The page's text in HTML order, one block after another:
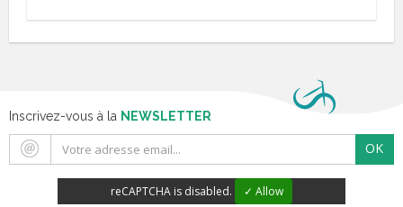
Inscrivez-vous à la NEWSLETTER
OK
reCAPTCHA is disabled. ✓ Allow